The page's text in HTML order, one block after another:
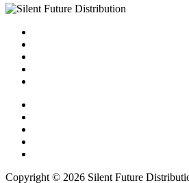
Copyright © 2026 Silent Future